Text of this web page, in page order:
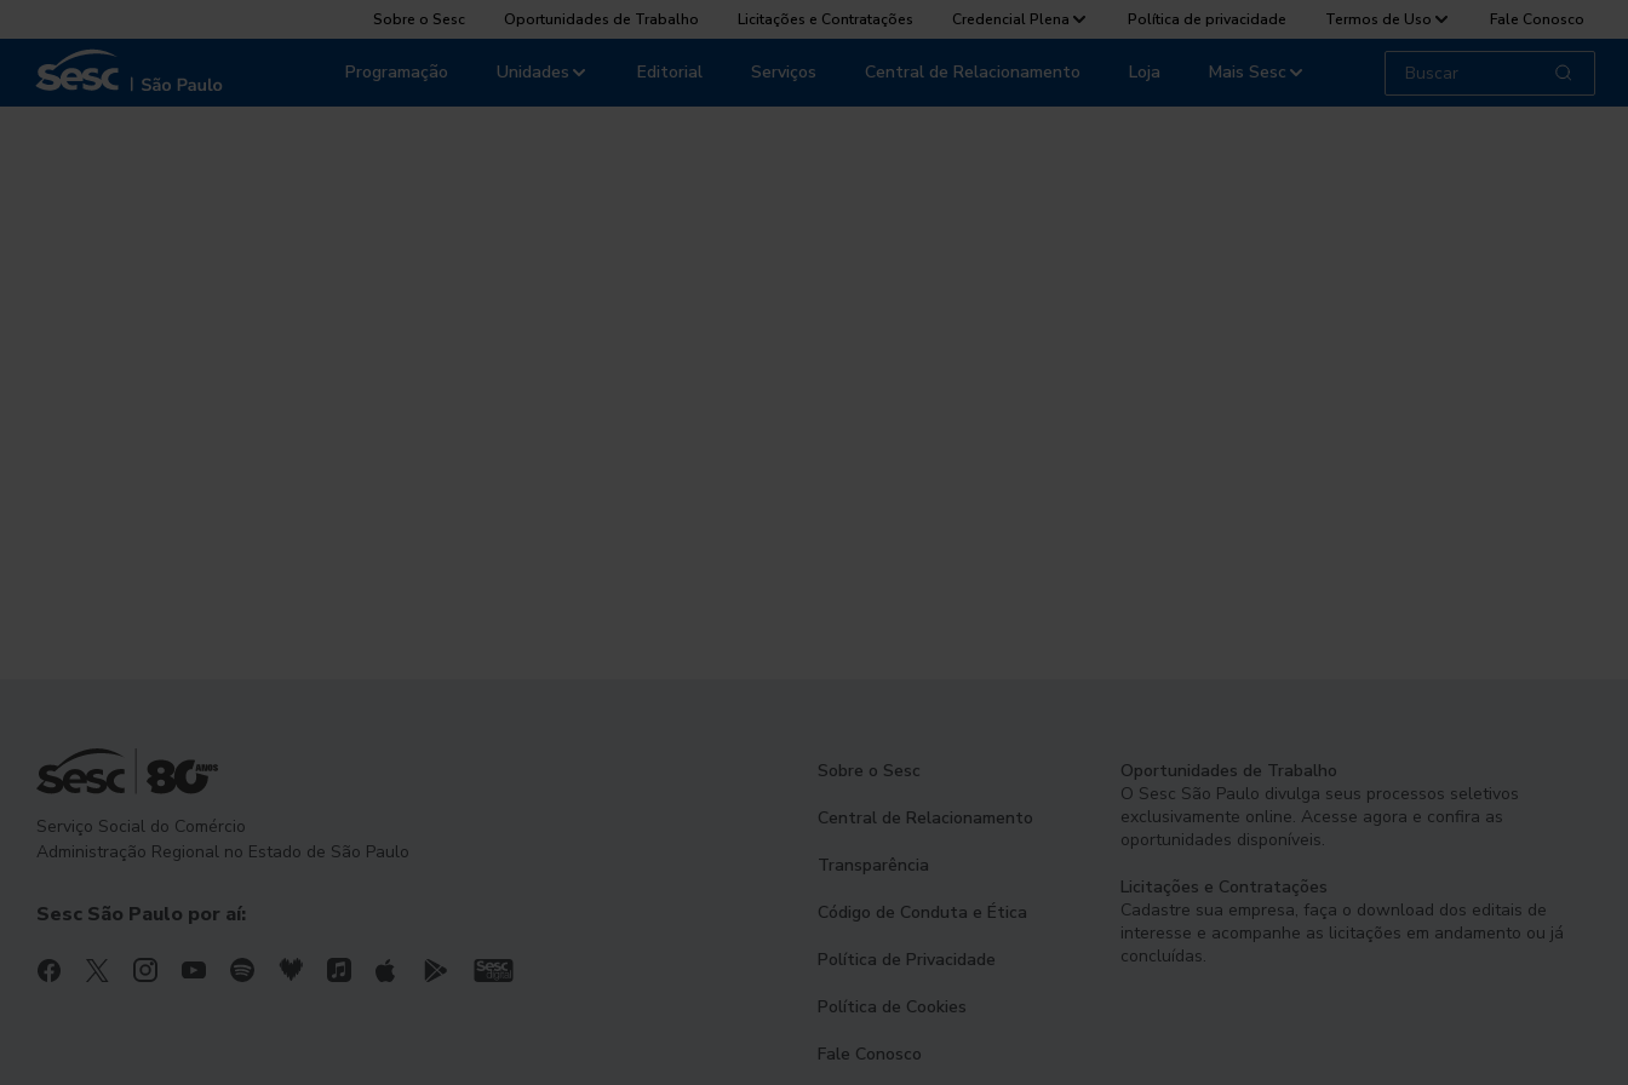
Sobre o Sesc Oportunidades de Trabalho Licitações e Contratações Credencial Plena Política de privacidade Termos de Uso Fale Conosco
Unidades
Programação Editorial Serviços Central de Relacionamento Loja Mais Sesc
Serviço Social do Comércio
Administração Regional no Estado de São Paulo
Sesc São Paulo por aí:
Sobre o Sesc
Central de Relacionamento
Transparência
Código de Conduta e Ética
Política de Privacidade
Política de Cookies
Fale Conosco
Oportunidades de Trabalho
O Sesc São Paulo divulga seus processos seletivos
exclusivamente online. Acesse agora e confira as
oportunidades disponíveis.
Licitações e Contratações
Cadastre sua empresa, faça o download dos editais de
interesse e acompanhe as licitações em andamento ou já
concluídas.